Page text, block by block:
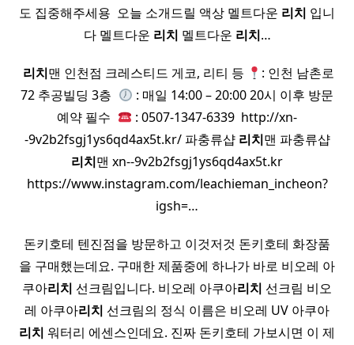
도 집중해주세용 ​ 오늘 소개드릴 액상 멜트다운 리치 입니
다 멜트다운 리치 멜트다운 리치…
리치맨 인천점 크레스티드 게코, 리티 등
: 인천 남촌로
72 추공빌딩 3층 ​
: 매일 14:00 – 20:00 20시 이후 방문
예약 필수 ​
: 0507-1347-6339 ​ http://xn-
-9v2b2fsgj1ys6qd4ax5t.kr/ 파충류샵 리치맨 파충류샵
리치맨 xn--9v2b2fsgj1ys6qd4ax5t.kr
https://www.instagram.com/leachieman_incheon?
igsh=…
돈키호테 텐진점을 방문하고 이것저것 돈키호테 화장품
을 구매했는데요. 구매한 제품중에 하나가 바로 비오레 아
쿠아리치 선크림입니다. 비오레 아쿠아리치 선크림 비오
레 아쿠아리치 선크림의 정식 이름은 비오레 UV 아쿠아
리치 워터리 에센스인데요. 진짜 돈키호테 가보시면 이 제